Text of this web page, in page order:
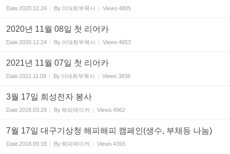
Date2020.12.24 By 이대희부목사 Views 4805
2020년 11월 08일 첫 리어카
Date2020.12.24 By 이대희부목사 Views 4653
2021년 11월 07일 첫 리어카
Date2021.11.09 By 이대희부목사 Views 3838
3월 17일 희성전자 봉사
Date2018.03.29 By해피메이커 Views 4962
7월 17일 대구기상청 해피해피 캠페인(생수, 부채등 나눔)
Date2018.09.18 By해피메이커 Views 4393